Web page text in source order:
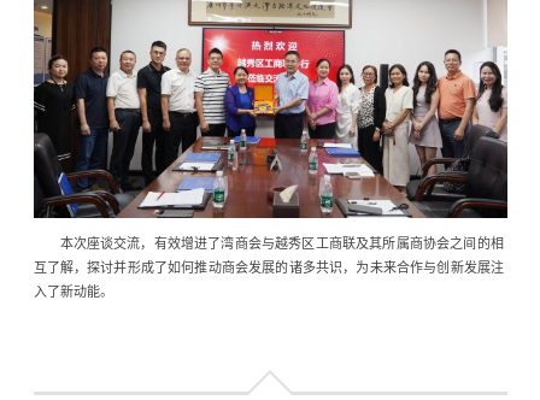
本次座谈交流，有效增进了湾商会与越秀区工商联及其所属商协会之间的相
互了解，探讨并形成了如何推动商会发展的诸多共识，为未来合作与创新发展注
入了新动能。